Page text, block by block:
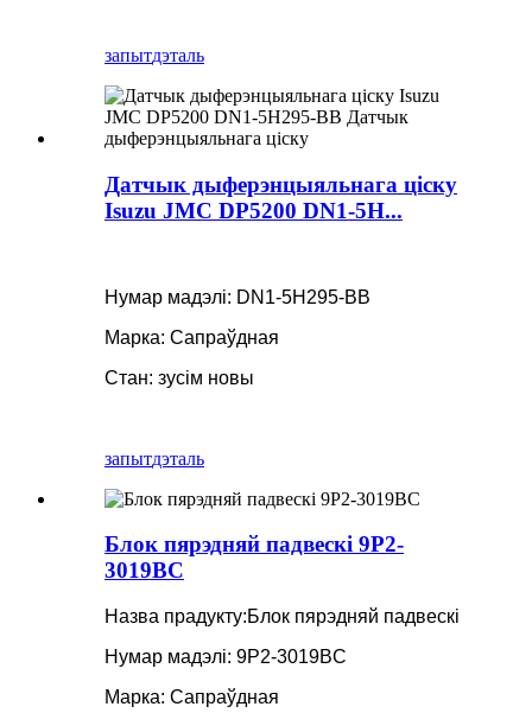
запытдэталь
Датчык дыферэнцыяльнага ціску
Isuzu JMC DP5200 DN1-5H...
Нумар мадэлі: DN1-5H295-BB
Марка: Сапраўдная
Стан: зусім новы
запытдэталь
Блок пярэдняй падвескі 9P2-
3019BC
Назва прадукту:Блок пярэдняй падвескі
Нумар мадэлі: 9P2-3019BC
Марка: Сапраўдная